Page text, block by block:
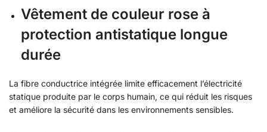
Vêtement de couleur rose à
protection antistatique longue
durée
La fibre conductrice intégrée limite efficacement l’électricité
statique produite par le corps humain, ce qui réduit les risques
et améliore la sécurité dans les environnements sensibles.